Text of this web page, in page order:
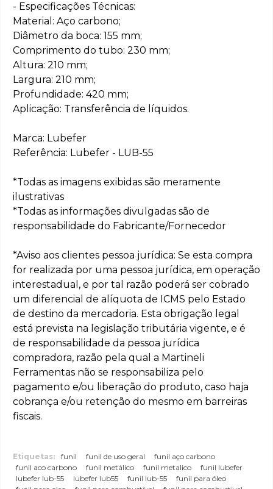
- Especificações Técnicas:
Material: Aço carbono;
Diâmetro da boca: 155 mm;
Comprimento do tubo: 230 mm;
Altura: 210 mm;
Largura: 210 mm;
Profundidade: 420 mm;
Aplicação: Transferência de líquidos.
Marca: Lubefer
Referência: Lubefer - LUB-55
*Todas as imagens exibidas são meramente
ilustrativas
*Todas as informações divulgadas são de
responsabilidade do Fabricante/Fornecedor
*Aviso aos clientes pessoa jurídica: Se esta compra
for realizada por uma pessoa jurídica, em operação
interestadual, e por tal razão poderá ser cobrado
um diferencial de alíquota de ICMS pelo Estado
de destino da mercadoria. Esta obrigação legal
está prevista na legislação tributária vigente, e é
de responsabilidade da pessoa jurídica
compradora, razão pela qual a Martineli
Ferramentas não se responsabiliza pelo
pagamento e/ou liberação do produto, caso haja
cobrança e/ou retenção do mesmo em barreiras
fiscais.
Etiquetas: funil funil de uso geral
funil aço carbono
funil aco carbono
funil metálico funil metalico
funil lubefer
lubefer lub-55
lubefer lub55 funil lub-55
funil para óleo